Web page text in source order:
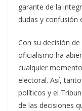
garante de la
dudas y confusión
Con su decisión
oficialismo ha
cualquier
electoral. Así,
políticos y el
de las decisiones